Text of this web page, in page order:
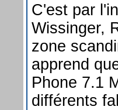
C'est par
Wissinger,
zone
apprend
Phone 7.1
différents